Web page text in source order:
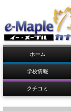
ホーム
学校情報
クチコミ